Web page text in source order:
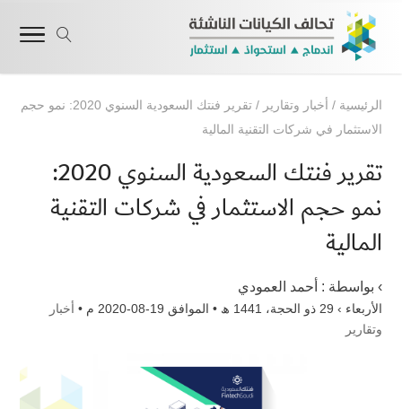
الرئيسية / أخبار وتقارير /
تقرير فنتك السعودية السنوي 2020: نمو حجم
الاستثمار في شركات التقنية المالية
تقرير فنتك السعودية السنوي 2020:
نمو حجم الاستثمار في شركات التقنية
المالية
› بواسطة : أحمد العمودي
الأربعاء › 29 ذو الحجة، 1441 ھ • الموافق 19-08-2020 م •
أخبار
وتقارير